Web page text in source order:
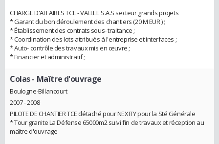
CHARGE D'AFFAIRES TCE - VALLEE S.A.S secteur grands projets
* Garant du bon déroulement des chantiers (20 M EUR ) ;
* Établissement des contrats sous- traitance ;
* Coordination des lots attribués à l'entreprise et interfaces ;
* Auto- contrôle des travaux mis en œuvre ;
* Financier et administratif ;
Colas- Maître d'ouvrage
Boulogne-Billancourt
2007 - 2008
PILOTE DE CHANTIER TCE détaché pour NEXITY pour la Sté Générale
* Tour granite La Défense 65000m2 suivi fin de travaux et réception au
maître d'ouvrage